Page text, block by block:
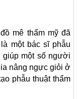
mê thẩm mỹ đã
một bác sĩ phẫu
giúp một số người
nâng ngực giỏi ở
phẫu thuật thẩm